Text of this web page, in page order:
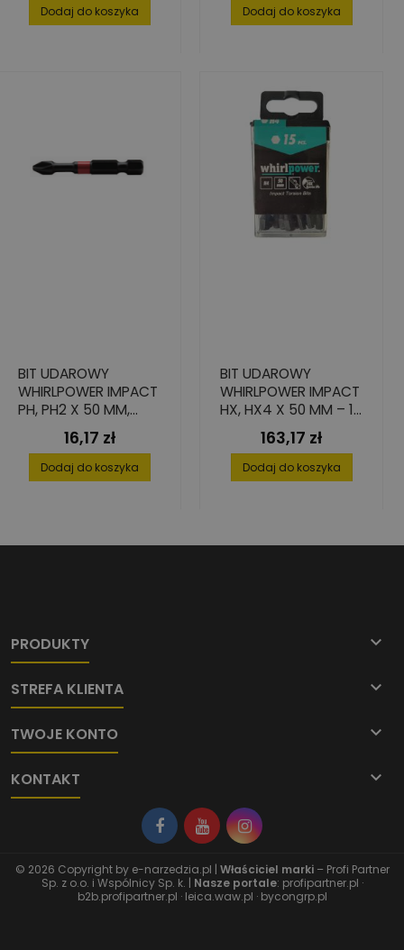
Dodaj do koszyka Dodaj do koszyka
BIT UDAROWY
WHIRLPOWER IMPACT
PH, PH2 X 50 MM,
STAL S2 - 2 SZT.
Cena
16,17 zł
Dodaj do koszyka
BIT UDAROWY
WHIRLPOWER IMPACT
HX, HX4 X 50 MM – 15
Cena
163,17 zł
Dodaj do koszyka
PRODUKTY 
STREFA KLIENTA 
TWOJE KONTO 
KONTAKT 
© 2026 Copyright by e-narzedzia.pl | Właściciel marki– Profi Partner
Sp. z o.o. i Wspólnicy Sp. k. | Nasze portale: profipartner.pl ·
b2b.profipartner.pl · leica.waw.pl · bycongrp.pl